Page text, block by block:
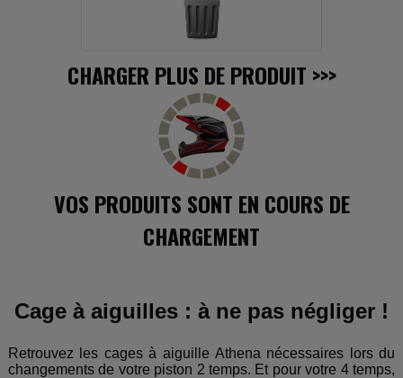
CHARGER PLUS DE PRODUIT >>>
VOS PRODUITS SONT EN COURS DE
CHARGEMENT
Cage à aiguilles : à ne pas négliger !
Retrouvez les cages à aiguille Athena nécessaires lors du
changements de votre piston 2 temps. Et pour votre 4 temps,